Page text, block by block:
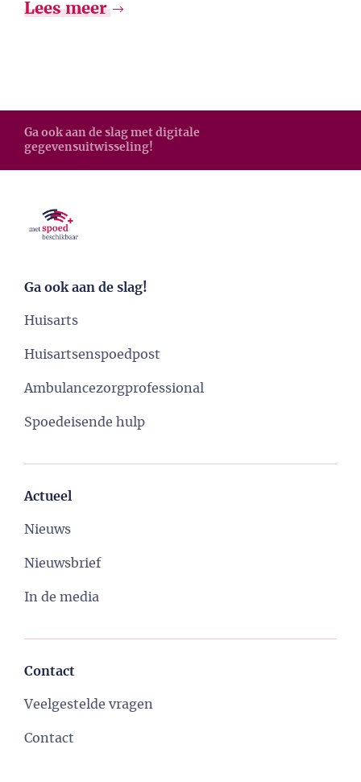
Lees meer
Ga ook aan de slag met digitale
gegevensuitwisseling!
Ga ook aan de slag!
Huisarts
Huisartsenspoedpost
Ambulancezorgprofessional
Spoedeisende hulp
Actueel
Nieuws
Nieuwsbrief
In de media
Contact
Veelgestelde vragen
Contact